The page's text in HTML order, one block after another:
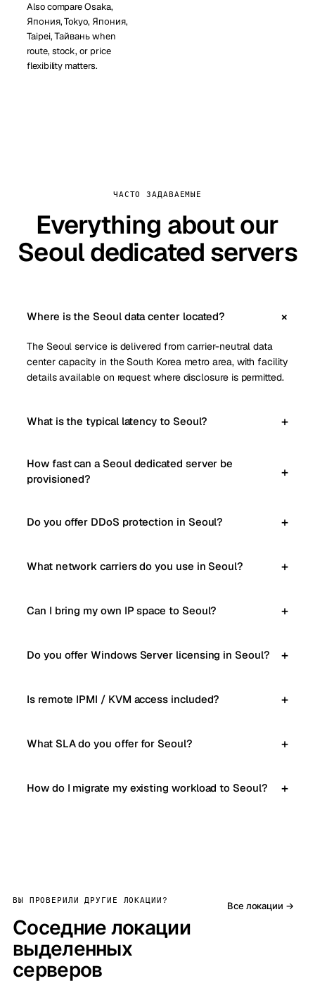
Also compare Osaka,
Япония, Tokyo, Япония,
Taipei, Тайвань when
route, stock, or price
flexibility matters.
ЧАСТО ЗАДАВАЕМЫЕ
Everything about our
Seoul dedicated servers
Where is the Seoul data center located?
The Seoul service is delivered from carrier-neutral data
center capacity in the South Korea metro area, with facility
details available on request where disclosure is permitted.
What is the typical latency to Seoul?
How fast can a Seoul dedicated server be
provisioned?
Do you offer DDoS protection in Seoul?
What network carriers do you use in Seoul?
Can I bring my own IP space to Seoul?
Do you offer Windows Server licensing in Seoul?
Is remote IPMI / KVM access included?
What SLA do you offer for Seoul?
How do I migrate my existing workload to Seoul?
ВЫ ПРОВЕРИЛИ ДРУГИЕ ЛОКАЦИИ?
Соседние локации
выделенных
серверов
Все локации →